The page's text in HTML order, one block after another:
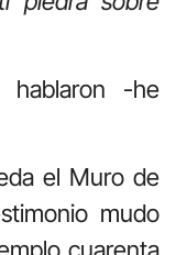
-he
el Muro de
mudo